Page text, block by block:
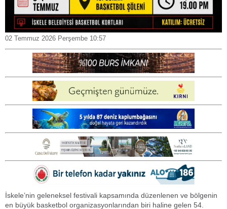
02 Temmuz 2026 Perşembe 10:57
İskele’nin geleneksel festivali kapsamında düzenlenen ve bölgenin
en büyük basketbol organizasyonlarından biri haline gelen 54.